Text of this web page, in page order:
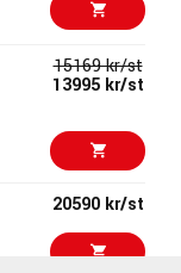
klassiska
en rad olika
12890 kr/st
16590 kr
14595 kr
15169 kr/st
13995 kr/st
20590 kr/st